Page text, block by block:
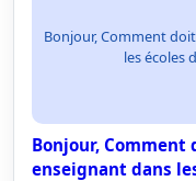
Bonjour, Comment
les écoles
Bonjour,
enseignant dans